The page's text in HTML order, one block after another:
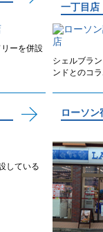
ーを併設
一丁目店
シェルブラ
ンドとのコ
している
ローソン